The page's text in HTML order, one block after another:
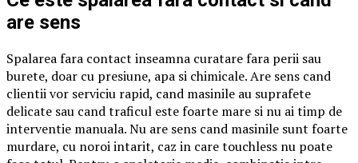
are sens
Spalarea fara contact inseamna curatare fara perii sau
burete, doar cu presiune, apa si chimicale. Are sens cand
clientii vor serviciu rapid, cand masinile au suprafete
delicate sau cand traficul este foarte mare si nu ai timp de
interventie manuala. Nu are sens cand masinile sunt foarte
murdare, cu noroi intarit, caz in care touchless nu poate